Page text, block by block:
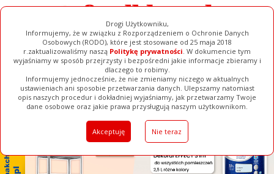
Drogi Użytkowniku,
Informujemy, że w związku z Rozporządzeniem o Ochronie Danych
Osobowych (RODO), które jest stosowane od 25 maja 2018
r.zaktualizowaliśmy naszą Politykę prywatności. W dokumencie tym
wyjaśniamy w sposób przejrzysty i bezpośredni jakie informacje zbieramy i
dlaczego to robimy.
Informujemy jednocześnie, że nie zmieniamy niczego w aktualnych
ustawieniach ani sposobie przetwarzania danych. Ulepszamy natomiast
opis naszych procedur i dokładniej wyjaśniamy, jak przetwarzamy Twoje
dane osobowe oraz jakie prawa przysługują naszym użytkownikom.
Akceptuję Nie teraz
[ ZAMKNIJ ]
Ogłoszenia Filmy Galerie Baza Firm Pełna Wersja